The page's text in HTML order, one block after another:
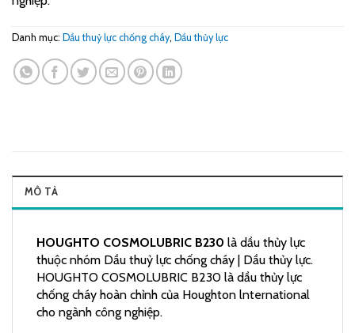
Danh mục: Dầu thuỷ lực chống cháy, Dầu thủy lực
MÔ TẢ
HOUGHTO COSMOLUBRIC B230 là dầu thủy lực
thuộc nhóm Dầu thuỷ lực chống cháy | Dầu thủy lực.
HOUGHTO COSMOLUBRIC B230 là dầu thủy lực
chống cháy hoàn chỉnh của Houghton lnternational
cho ngành công nghiệp.